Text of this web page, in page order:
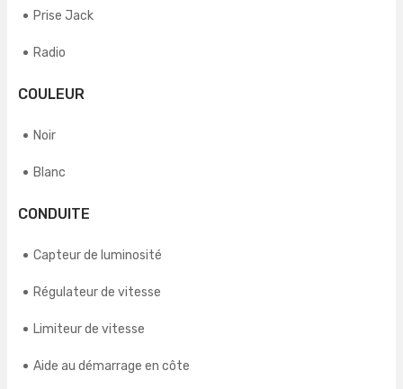
Prise Jack
Radio
COULEUR
Noir
Blanc
CONDUITE
Capteur de luminosité
Régulateur de vitesse
Limiteur de vitesse
Aide au démarrage en côte